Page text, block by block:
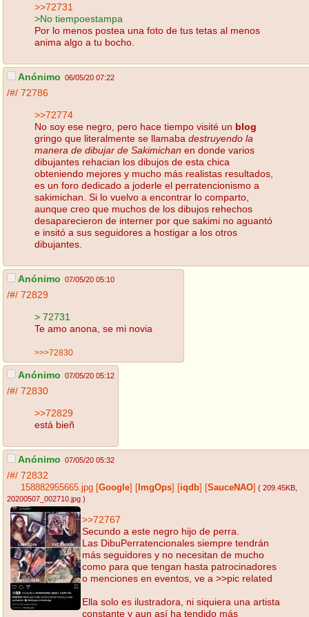
>>72731
>No tiempoestampa
Por lo menos postea una foto de tus tetas al menos
anima algo a tu bocho.
Anónimo 06/05/20 07:22
/#/ 72786
>>72774
No soy ese negro, pero hace tiempo visité un blog
gringo que literalmente se llamaba destruyendo la
manera de dibujar de Sakimichan en donde varios
dibujantes rehacian los dibujos de esta chica
obteniendo mejores y mucho más realistas resultados,
es un foro dedicado a joderle el perratencionismo a
sakimichan. Si lo vuelvo a encontrar lo comparto,
aunque creo que muchos de los dibujos rehechos
desaparecieron de interner por que sakimi no aguantó
e insitó a sus seguidores a hostigar a los otros
dibujantes.
Anónimo 07/05/20 05:10
/#/ 72829
> 72731
Te amo anona, se mi novia
>>>72830
Anónimo 07/05/20 05:12
/#/ 72830
>>72829
está bieñ
Anónimo 07/05/20 05:32
/#/ 72832
158882955665.jpg Google ImgOps iqdb SauceNAO ( 209.45KB
20200507_002710.jpg )
>>72767
Secundo a este negro hijo de perra.
Las DibuPerratencionales siempre tendrán
más seguidores y no necesitan de mucho
como para que tengan hasta patrocinadores
o menciones en eventos, ve a >>pic related
Ella solo es ilustradora, ni siquiera una artista
constante y aun así ha tendido más